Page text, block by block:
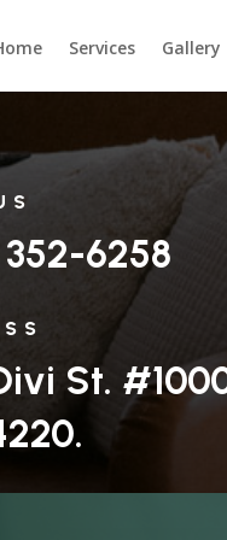
Services Gallery
6258
St.